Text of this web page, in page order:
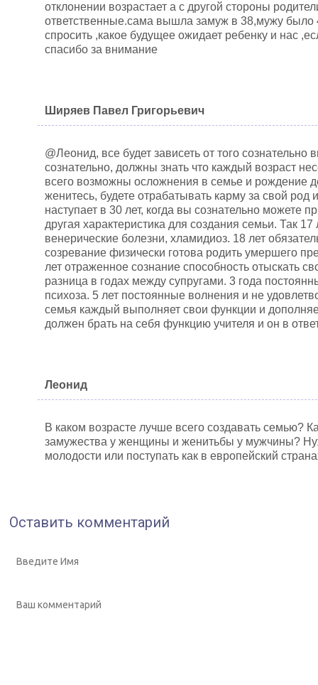
отклонении возрастает а с другой стороны
ответственные.сама вышла замуж в 38,мужу было
спросить ,какое будущее ожидает ребенку и нас
спасибо за внимание
Ширяев Павел Григорьевич
@Леонид, все будет зависеть от того сознательно
сознательно, должны знать что каждый возраст
всего возможны осложнения в семье и рождение
женитесь, будете отрабатывать карму за свой род
наступает в 30 лет, когда вы сознательно можете
другая характеристика для создания семьи. Так
венерические болезни, хламидиоз. 18 лет
созревание физически готова родить умершего
лет отраженное сознание способность отыскать
разница в годах между супругами. 3 года
психоза. 5 лет постоянные волнения и не
семья каждый выполняет свои функции и
должен брать на себя функцию учителя и он в
Леонид
В каком возрасте лучше всего создавать семью?
замужества у женщины и женитьбы у мужчины?
молодости или поступать как в европейский
Оставить комментарий